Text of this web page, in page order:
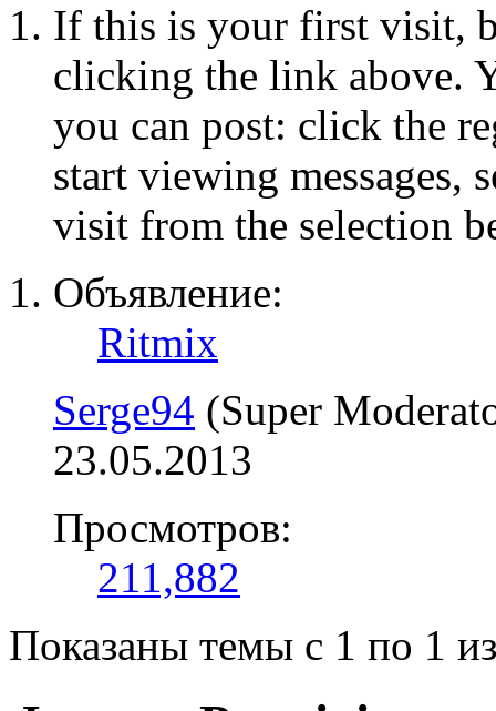
If this is your first visit,
clicking the link above.
you can post: click the
start viewing messages,
visit from the selection
Объявление:
Ritmix
Serge94 (Super
23.05.2013
Просмотров:
211,882
Показаны темы с 1 по 1